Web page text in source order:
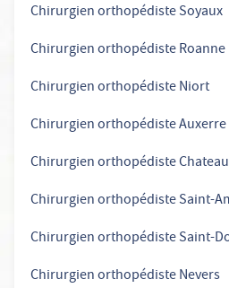
Chirurgien orthopédiste Soyaux
Chirurgien orthopédiste Roanne
Chirurgien orthopédiste Niort
Chirurgien orthopédiste Auxerre
Chirurgien orthopédiste
Chirurgien orthopédiste Saint-
Chirurgien orthopédiste Saint-
Chirurgien orthopédiste Nevers